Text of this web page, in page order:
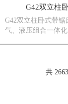
G42双立柱
G42双立柱卧式带
气、液压组合一体
速，可设定Z佳的
共